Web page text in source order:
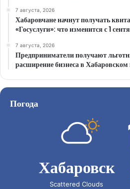
7 августа, 2026
Хабаровчане начнут получать
«Госуслуги»: что изменится с 1
7 августа, 2026
Предприниматели получают
расширение бизнеса в Хабаровском
Погода
Хабаровск
Scattered Clouds